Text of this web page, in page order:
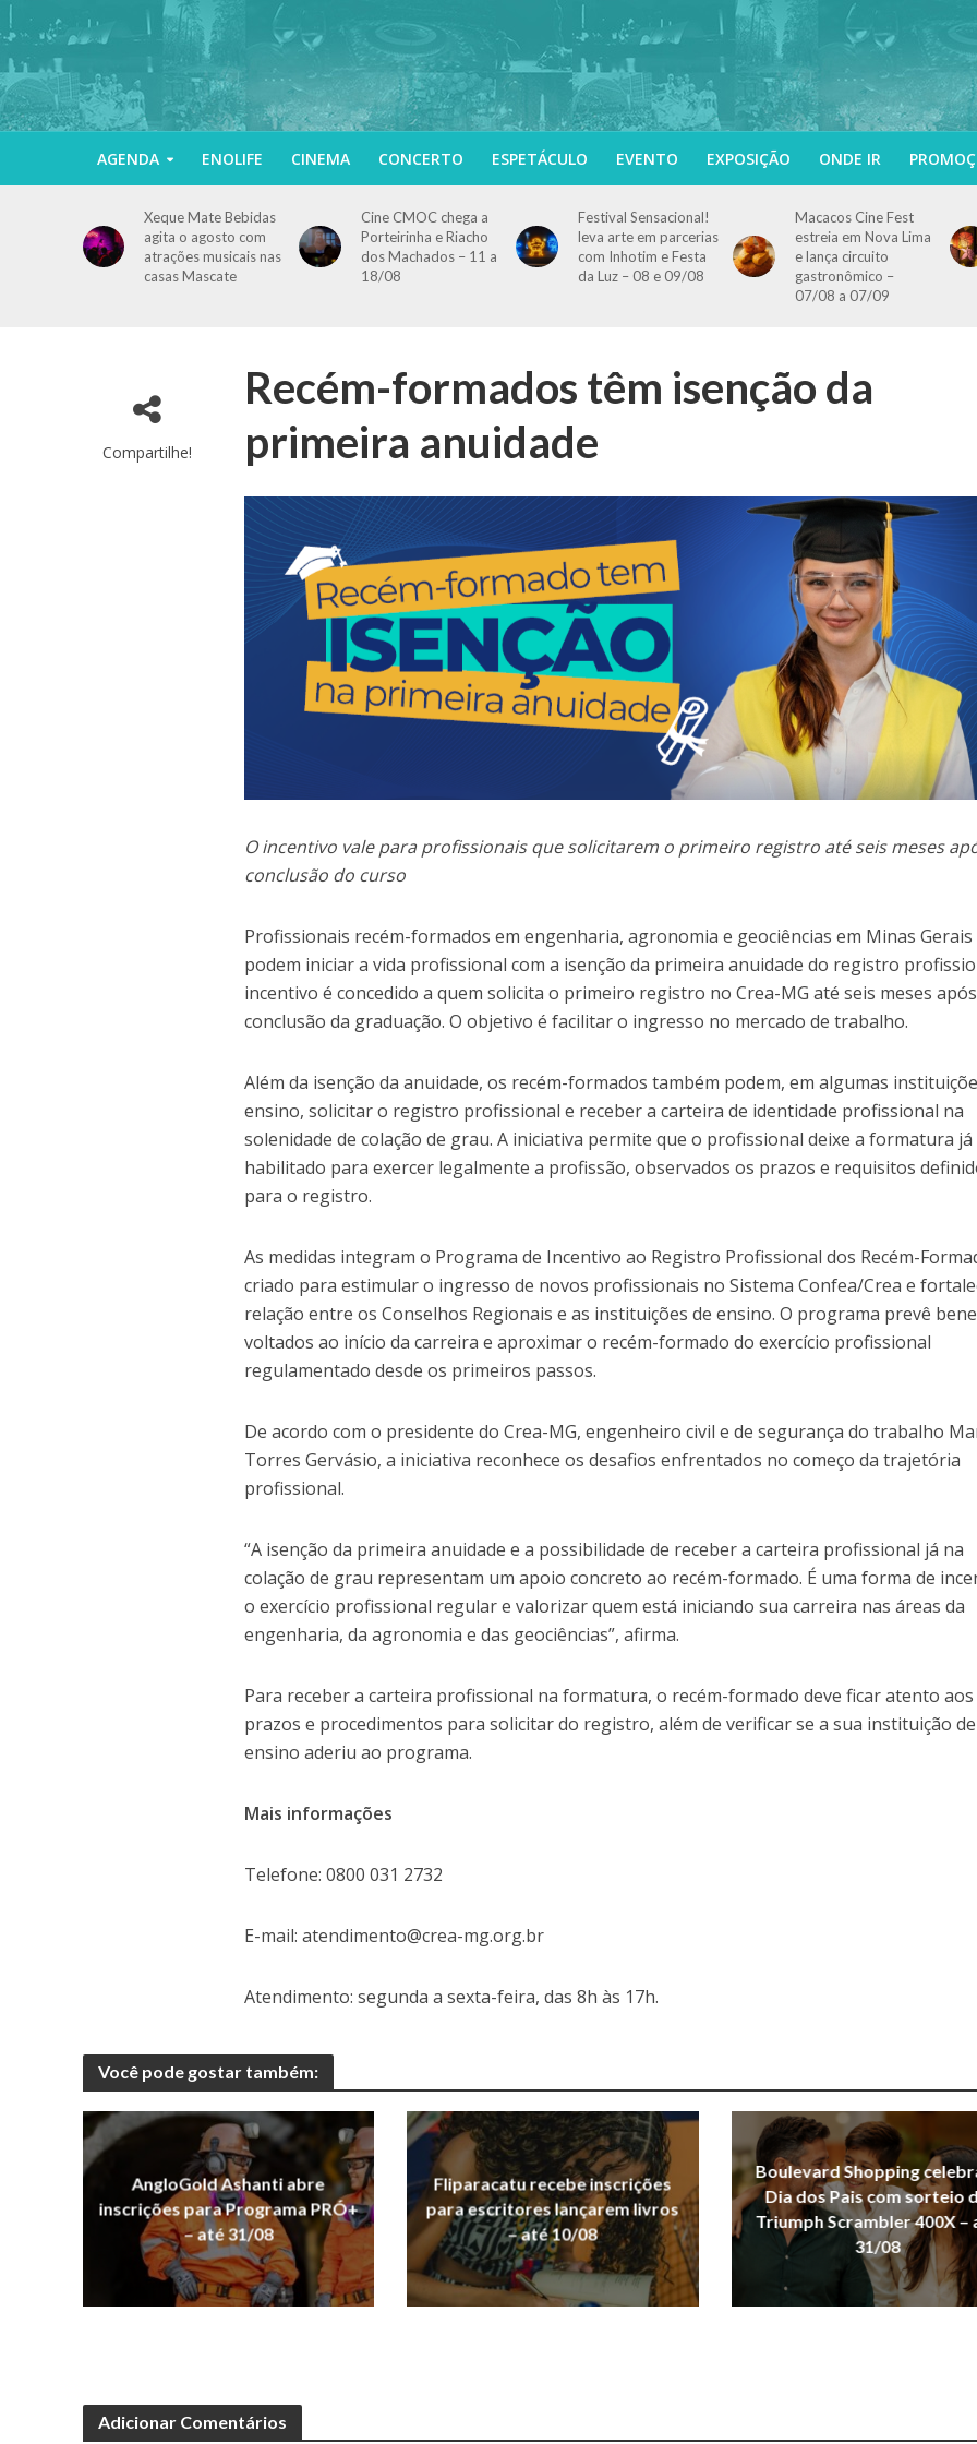
AGENDA ENOLIFE CINEMA CONCERTO ESPETÁCULO EVENTO EXPOSIÇÃO ONDE IR
Xeque Mate Bebidas
agita o agosto com
atrações musicais nas
casas Mascate
Cine CMOC chega a
Porteirinha e Riacho
dos Machados – 11 a
18/08
Festival Sensacional!
leva arte em parcerias
com Inhotim e Festa
da Luz – 08 e 09/08
Macacos Cine Fest
estreia em Nova Lima
e lança circuito
gastronômico –
07/08 a 07/09
Compartilhe!
Recém-formados têm isenção da
primeira anuidade
O incentivo vale para profissionais que solicitarem o primeiro registro até seis meses
conclusão do curso
Profissionais recém-formados em engenharia, agronomia e geociências em Minas Gerais
podem iniciar a vida profissional com a isenção da primeira anuidade do registro
incentivo é concedido a quem solicita o primeiro registro no Crea-MG até seis meses
conclusão da graduação. O objetivo é facilitar o ingresso no mercado de trabalho.
Além da isenção da anuidade, os recém-formados também podem, em algumas
ensino, solicitar o registro profissional e receber a carteira de identidade profissional na
solenidade de colação de grau. A iniciativa permite que o profissional deixe a formatura já
habilitado para exercer legalmente a profissão, observados os prazos e requisitos
para o registro.
As medidas integram o Programa de Incentivo ao Registro Profissional dos Recém-
criado para estimular o ingresso de novos profissionais no Sistema Confea/Crea e
relação entre os Conselhos Regionais e as instituições de ensino. O programa prevê
voltados ao início da carreira e aproximar o recém-formado do exercício profissional
regulamentado desde os primeiros passos.
De acordo com o presidente do Crea-MG, engenheiro civil e de segurança do trabalho
Torres Gervásio, a iniciativa reconhece os desafios enfrentados no começo da trajetória
profissional.
“A isenção da primeira anuidade e a possibilidade de receber a carteira profissional já na
colação de grau representam um apoio concreto ao recém-formado. É uma forma de
o exercício profissional regular e valorizar quem está iniciando sua carreira nas áreas da
engenharia, da agronomia e das geociências”, afirma.
Para receber a carteira profissional na formatura, o recém-formado deve ficar atento aos
prazos e procedimentos para solicitar do registro, além de verificar se a sua instituição de
ensino aderiu ao programa.
Mais informações
Telefone: 0800 031 2732
E-mail: atendimento@crea-mg.org.br
Atendimento: segunda a sexta-feira, das 8h às 17h.
Você pode gostar também:
AngloGold Ashanti abre
inscrições para Programa PRÓ+
– até 31/08
Fliparacatu recebe inscrições
para escritores lançarem livros
– até 10/08
Boulevard Shopping
Dia dos Pais com sorteio
Triumph Scrambler 400X –
31/08
Adicionar Comentários